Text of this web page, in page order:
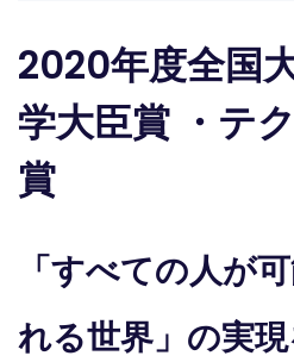
2020年度全国
学大臣賞 ・テ
賞
「すべての人が
れる世界」の実現